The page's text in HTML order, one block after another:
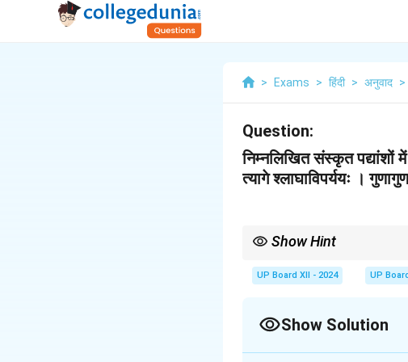
> Exams > हिंदी > अनुवाद >
Question:
निम्नलिखित संस्कृत पद्यांशों
त्यागे श्लाघाविपर्ययः ।
Show Hint
बनाता है।
UP Board XII - 2024 UP
Show Solution